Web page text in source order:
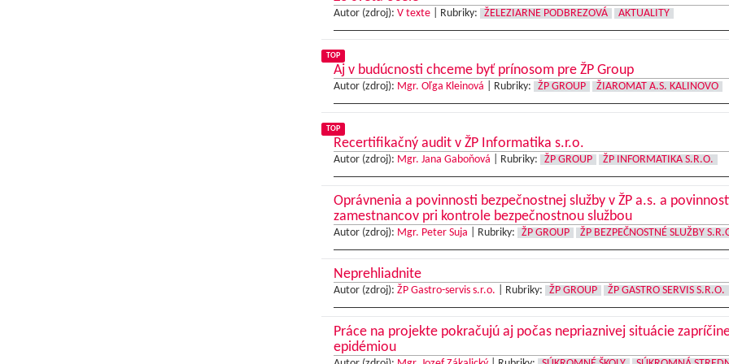
Autor (zdroj): V texte| Rubriky: ŽELEZIARNE PODBREZOVÁ AKTUALITY
TOP
Aj v budúcnosti chceme byť prínosom pre ŽP Group
Autor (zdroj): Mgr. Oľga Kleinová Rubriky: ŽP GROUP ŽIAROMAT A.S. KALINOVO
TOP
Recertifikačný audit v ŽP Informatika s.r.o.
Autor (zdroj): Mgr. Jana Gaboňová Rubriky: ŽP GROUP ŽP INFORMATIKA S.R.O.
Oprávnenia a povinnosti bezpečnostnej služby v ŽP a.s. a
zamestnancov pri kontrole bezpečnostnou službou
Autor (zdroj): Mgr. Peter Suja Rubriky: ŽP GROUP ŽP BEZPEČNOSTNÉ SLUŽBY
Neprehliadnite
Autor (zdroj): ŽP Gastro-servis s.r.o. Rubriky: ŽP GROUP ŽP GASTRO SERVIS S.R.O.
Práce na projekte pokračujú aj počas nepriaznivej situácie
epidémiou